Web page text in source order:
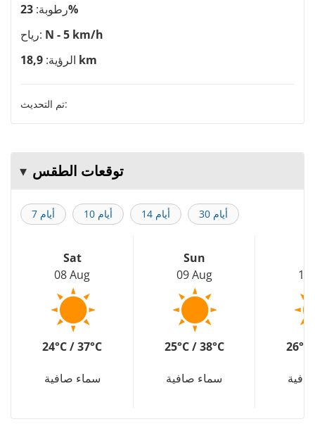
رطوبة:23%
رياح: N - 5 km/h
الرؤية: 18,9 km
تم التحديث:
توقعات الطقس
7 أيام 10 أيام 14 أيام 30 أيام
Sat
08 Aug
24°C / 37°C
سماء صافية
Sun
09 Aug
25°C / 38°C
سماء صافية
10
26°C